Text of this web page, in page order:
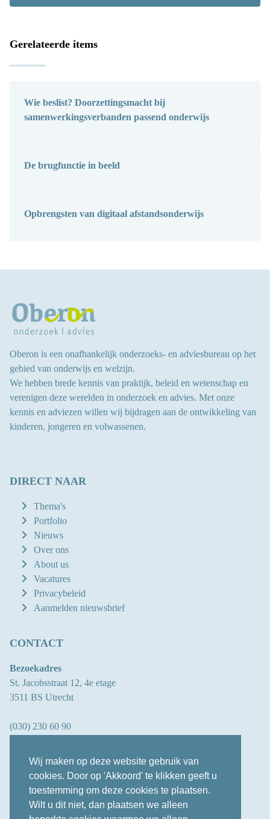
Wij maken op deze website gebruik van
cookies. Door op 'Akkoord' te klikken geeft u
toestemming om deze cookies te plaatsen.
Wilt u dit niet, dan plaatsen we alleen
Gerelateerde items
Wie beslist? Doorzettingsmacht bij
samenwerkingsverbanden passend onderwijs
De brugfunctie in beeld
Opbrengsten van digitaal afstandsonderwijs
Oberon is een onafhankelijk onderzoeks- en adviesbureau op het
gebied van onderwijs en welzijn.
We hebben brede kennis van praktijk, beleid en wetenschap en
verenigen deze werelden in onderzoek en advies. Met onze
kennis en adviezen willen wij bijdragen aan de ontwikkeling van
kinderen, jongeren en volwassenen.
DIRECT NAAR
Thema's
Portfolio
Nieuws
Over ons
About us
Vacatures
Privacybeleid
Aanmelden nieuwsbrief
CONTACT
Bezoekadres
St. Jacobsstraat 12, 4e etage
3511 BS Utrecht
(030) 230 60 90
LINKEDIN